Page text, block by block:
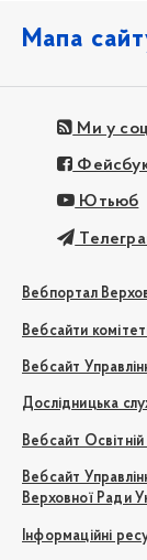
Мапа
Ми у
Ютьюб
Вебпортал
Вебсайти
Вебсайт
Дослідницька
Вебсайт
Вебсайт
Верховної Ради
Інформаційні